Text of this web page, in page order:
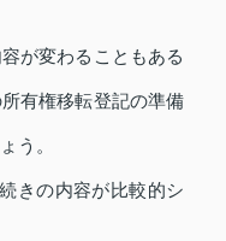
が変わることもある
有権移転登記の準備
う。
きの内容が比較的シ